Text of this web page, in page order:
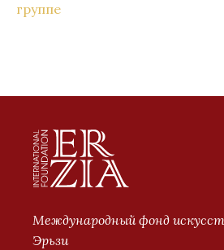
группе
Международный фонд
Эрьзи